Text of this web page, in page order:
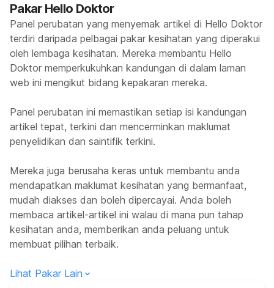
Pakar Hello Doktor
Panel perubatan yang menyemak artikel di Hello Doktor
terdiri daripada pelbagai pakar kesihatan yang diperakui
oleh lembaga kesihatan. Mereka membantu Hello
Doktor memperkukuhkan kandungan di dalam laman
web ini mengikut bidang kepakaran mereka.
Panel perubatan ini memastikan setiap isi kandungan
artikel tepat, terkini dan mencerminkan maklumat
penyelidikan dan saintifik terkini.
Mereka juga berusaha keras untuk membantu anda
mendapatkan maklumat kesihatan yang bermanfaat,
mudah diakses dan boleh dipercayai. Anda boleh
membaca artikel-artikel ini walau di mana pun tahap
kesihatan anda, memberikan anda peluang untuk
membuat pilihan terbaik.
Lihat Pakar Lain